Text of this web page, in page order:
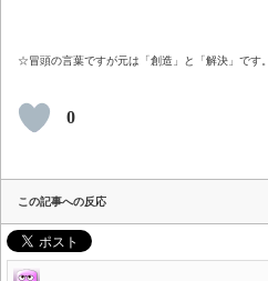
☆冒頭の言葉ですが元は「創造」と「解決」です。
0
この記事への反応